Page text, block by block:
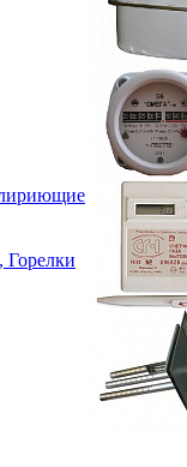
Горелки